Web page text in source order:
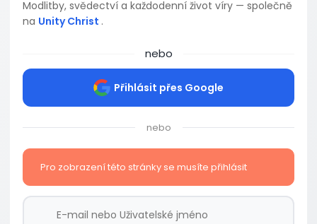
Modlitby, svědectví a každodenní život víry — společně
na Unity Christ .
nebo
Přihlásit přes Google
nebo
Pro zobrazení této stránky se musíte přihlásit